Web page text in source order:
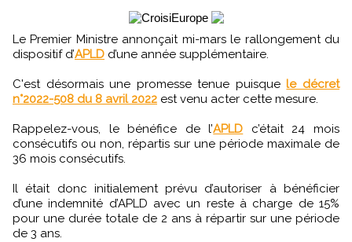
Le Premier Ministre annonçait mi-mars le rallongement du
dispositif d’APLD d’une année supplémentaire.
C'est désormais une promesse tenue puisquele décret
n°2022-508 du 8 avril 2022 est venu acter cette mesure.
Rappelez-vous, le bénéfice de l’APLD c’était 24 mois
consécutifs ou non, répartis sur une période maximale de
36 mois consécutifs.
Il était donc initialement prévu d’autoriser à bénéficier
d’une indemnité d’APLD avec un reste à charge de 15%
pour une durée totale de 2 ans à répartir sur une période
de 3 ans.